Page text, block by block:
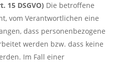
15 DSGVO) Die betroffene
vom Verantwortlichen eine
dass personenbezogene
werden bzw. dass keine
Im Fall einer